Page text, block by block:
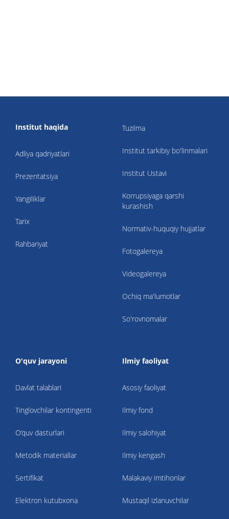
Institut haqida
Adliya qadriyatlari
Prezentatsiya
Yangiliklar
Tarix
Rahbariyat
Tuzilma
Institut tarkibiy bo'linmalari
Institut Ustavi
Korrupsiyaga qarshi
kurashish
Normativ-huquqiy hujjatlar
Fotogalereya
Videogalereya
Ochiq ma'lumotlar
So'rovnomalar
O'quv jarayoni
Davlat talablari
Tinglovchilar kontingenti
O‘quv dasturlari
Metodik materiallar
Sertifikat
Elektron kutubxona
Ilmiy faoliyat
Asosiy faoliyat
Ilmiy fond
Ilmiy salohiyat
Ilmiy kengash
Malakaviy imtihonlar
Mustaqil izlanuvchilar